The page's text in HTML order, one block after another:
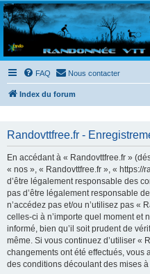
Randovttfree.fr
Bienvenue sur le site des randos vtt et
et bonnes randos dans l'Ouest !
FAQ Nous contacter
Index du forum
Randovttfree.fr -
En accédant à « Randovttfree.fr »
« nos », « Randovttfree.fr », « https://
d’être légalement responsable des
pas d’être légalement responsable
n’accédez pas et/ou n’utilisez pas «
celles-ci à n’importe quel moment et
informé, bien qu’il soit prudent de
même. Si vous continuez d’utiliser «
changements ont été effectués, vous
des conditions découlant des mises